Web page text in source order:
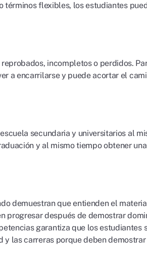
términos flexibles, los estudiantes
incompletos o perdidos.
a encarrilarse y puede acortar el
secundaria y universitarios al
y al mismo tiempo obtener una
demuestran que entienden el
progresar después de demostrar
garantiza que los estudiantes
y las carreras porque deben demostrar